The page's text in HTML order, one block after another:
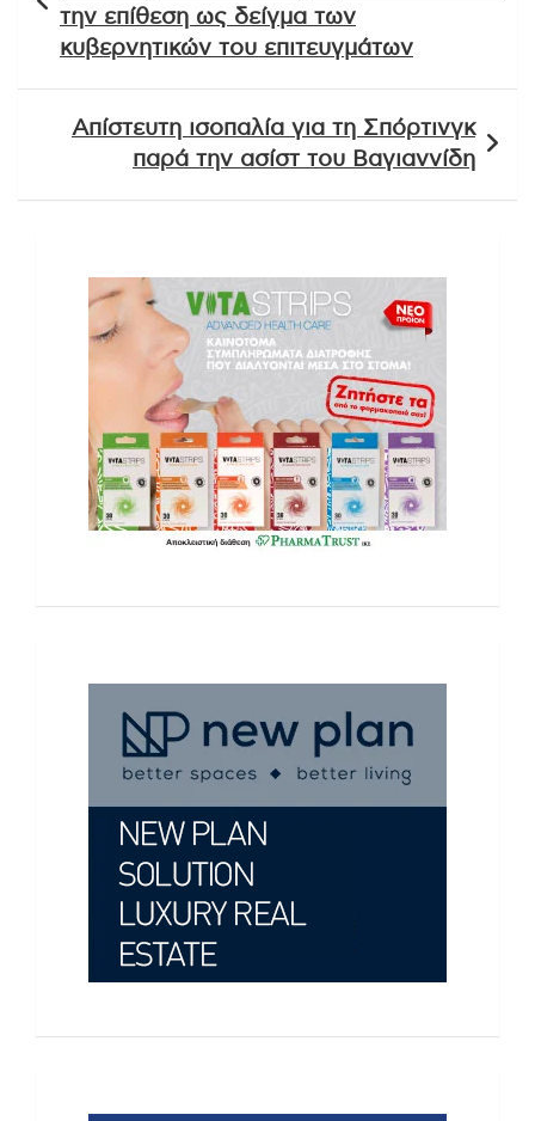
την επίθεση ως δείγμα των
κυβερνητικών του επιτευγμάτων
Απίστευτη ισοπαλία για τη Σπόρτινγκ
παρά την ασίστ του Βαγιαννίδη